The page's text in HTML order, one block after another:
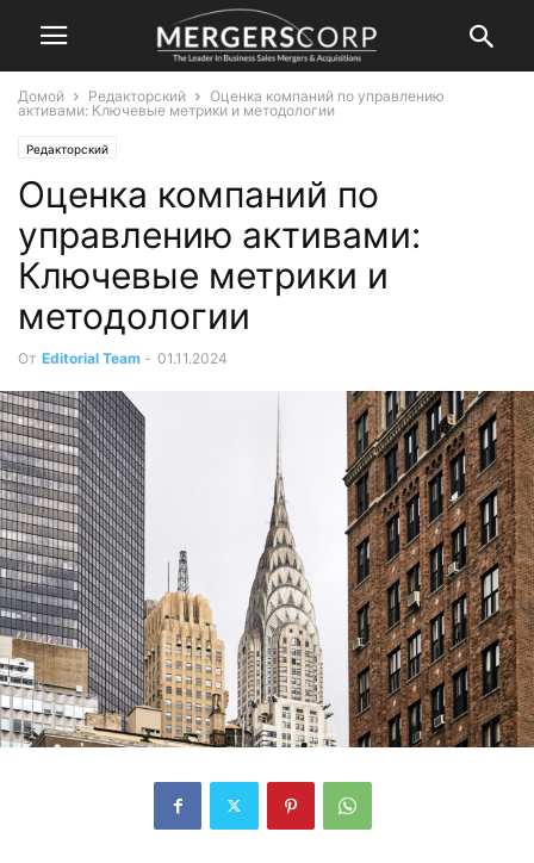
Домой Редакторский
Оценка компаний по управлению
активами: Ключевые метрики и методологии
Редакторский
Оценка компаний по
управлению активами:
Ключевые метрики и
методологии
От Editorial Team - 01.11.2024